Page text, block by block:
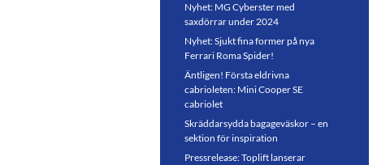
Nyhet: MG Cyberster med
saxdörrar under 2024
Nyhet: Sjukt fina former på nya
Ferrari Roma Spider!
Äntligen! Första eldrivna
cabrioleten: Mini Cooper SE
cabriolet
Skräddarsydda bagageväskor – en
sektion för inspiration
Pressrelease: Toplift lanserar